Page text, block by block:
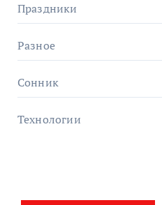
Праздники
Разное
Сонник
Технологии